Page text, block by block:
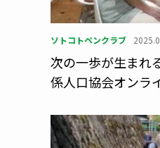
ソトコトペンクラブ
次の一歩が生まれ
係人口協会オンラ